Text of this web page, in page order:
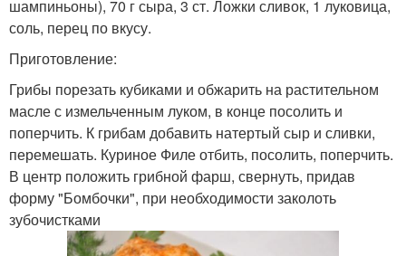
шампиньоны), 70 г сыра, 3 ст. Ложки сливок, 1 луковица,
соль, перец по вкусу.
Приготовление:
Грибы порезать кубиками и обжарить на растительном
масле с измельченным луком, в конце посолить и
поперчить. К грибам добавить натертый сыр и сливки,
перемешать. Куриное Филе отбить, посолить, поперчить.
В центр положить грибной фарш, свернуть, придав
форму "Бомбочки", при необходимости заколоть
зубочистками